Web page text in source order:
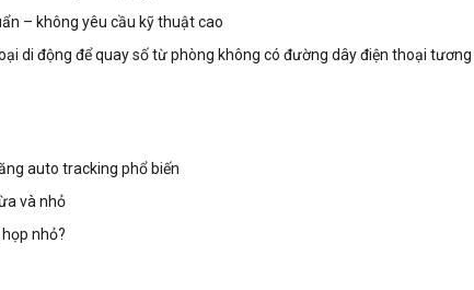
– không yêu cầu kỹ thuật cao
di động để quay số từ phòng không có đường dây điện thoại
auto tracking phổ biến
và nhỏ
nhỏ?